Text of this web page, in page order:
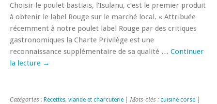
Choisir le poulet bastiais, l’Isulanu, c’est le premier produit
à obtenir le label Rouge sur le marché local. « Attribuée
récemment à notre poulet label Rouge par des critiques
gastronomiques la Charte Privilège est une
reconnaissance supplémentaire de sa qualité … Continuer
la lecture →
Catégories : Recettes, viande et charcuterie | Mots-clés : cuisine corse